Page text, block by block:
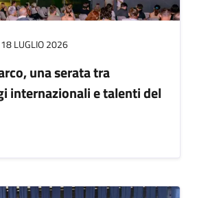
18 LUGLIO 2026
una serata tra
internazionali e talenti del